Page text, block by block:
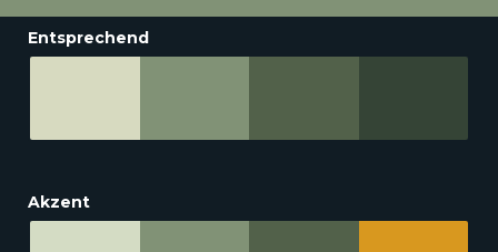
Entsprechend
Akzent